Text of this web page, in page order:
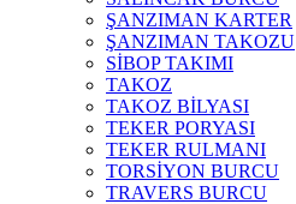
ŞANZIMAN KARTER
ŞANZIMAN TAKOZU
SİBOP TAKIMI
TAKOZ
TAKOZ BİLYASI
TEKER PORYASI
TEKER RULMANI
TORSİYON BURCU
TRAVERS BURCU